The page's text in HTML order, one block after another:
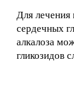
Для лечения
сердечных
алкалоза
гликозидов